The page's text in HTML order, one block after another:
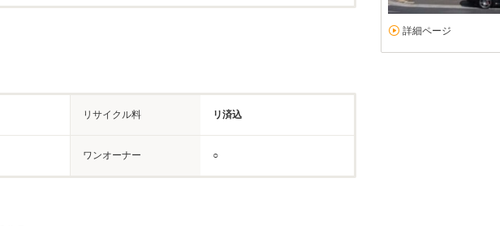
リサイクル料 リ済込
ワンオーナー ○
詳細ページ